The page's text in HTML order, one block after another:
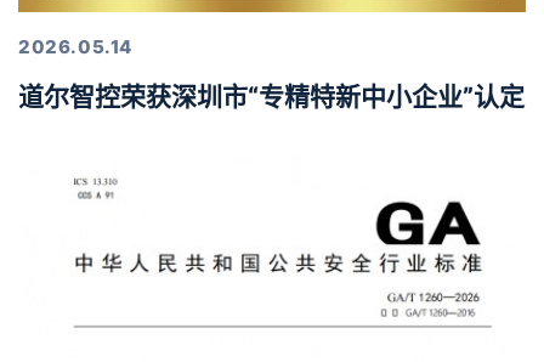
2026.05.14
道尔智控荣获深圳市“专精特新中小企业”认定